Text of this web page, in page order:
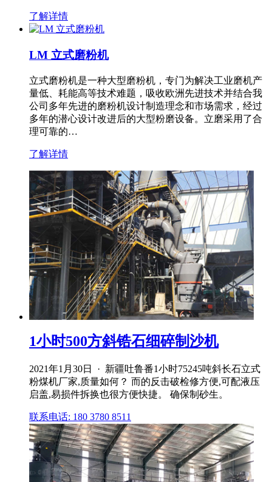
了解详情
LM 立式磨粉机
立式磨粉机是一种大型磨粉机，专门为解决工业磨机产
量低、耗能高等技术难题，吸收欧洲先进技术并结合我
公司多年先进的磨粉机设计制造理念和市场需求，经过
多年的潜心设计改进后的大型粉磨设备。立磨采用了合
理可靠的…
了解详情
1小时500方斜锆石细碎制沙机
2021年1月30日 · 新疆吐鲁番1小时75245吨斜长石立式
粉煤机厂家,质量如何？ 而的反击破检修方便,可配液压
启盖,易损件拆换也很方便快捷。 确保制砂生。
联系电话: 180 3780 8511